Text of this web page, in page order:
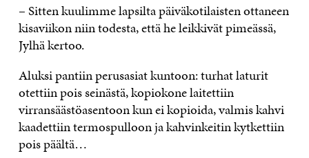
– Sitten kuulimme lapsilta päiväkotilaisten ottaneen
kisaviikon niin todesta, että he leikkivät pimeässä,
Jylhä kertoo.
Aluksi pantiin perusasiat kuntoon: turhat laturit
otettiin pois seinästä, kopiokone laitettiin
virransäästöasentoon kun ei kopioida, valmis kahvi
kaadettiin termospulloon ja kahvinkeitin kytkettiin
pois päältä…